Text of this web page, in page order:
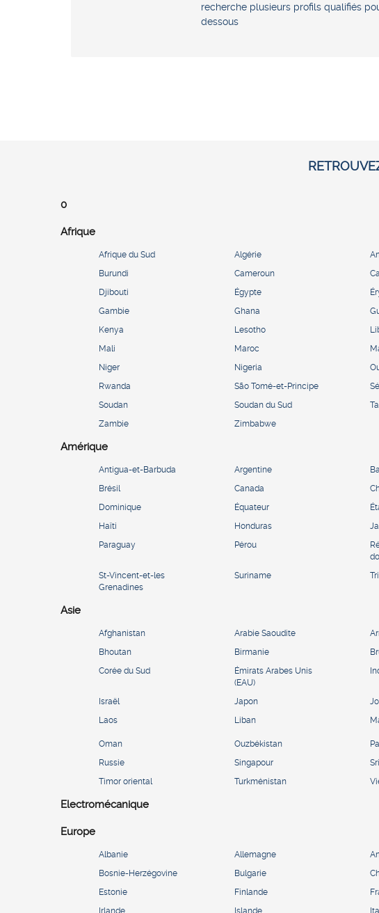
recherche plusieurs profils qualifiés
dessous
0
Afrique
Afrique du Sud Algérie
Burundi
Cameroun
Djibouti
Égypte
Gambie
Ghana
Kenya
Lesotho
Mali
Maroc
Niger
Nigeria
Rwanda
São Tomé-et-Principe
Soudan
Soudan du Sud
Zambie
Zimbabwe
Amérique
Antigua-et-Barbuda Argentine
Brésil
Canada
Dominique
Équateur
Haïti
Honduras
Paraguay
Pérou
St-Vincent-et-les
Grenadines
Suriname
Asie
Afghanistan Arabie Saoudite
Bhoutan
Birmanie
Corée du Sud
Émirats Arabes Unis
(EAU)
Israël Japon
Laos
Liban
Oman Ouzbékistan
Russie
Singapour
Timor oriental
Turkménistan
Electromécanique
Europe
Albanie Allemagne
Bosnie-Herzégovine
Bulgarie
Estonie
Finlande